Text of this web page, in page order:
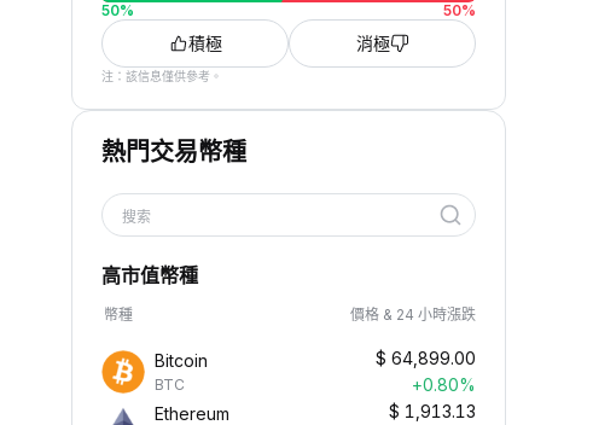
50% 50%
積極 消極
注：該信息僅供參考。
熱門交易幣種
搜索
高市值幣種
幣種 價格 & 24 小時漲跌
Bitcoin
BTC
$ 64,899.00
+0.80%
Ethereum
$ 1,913.13